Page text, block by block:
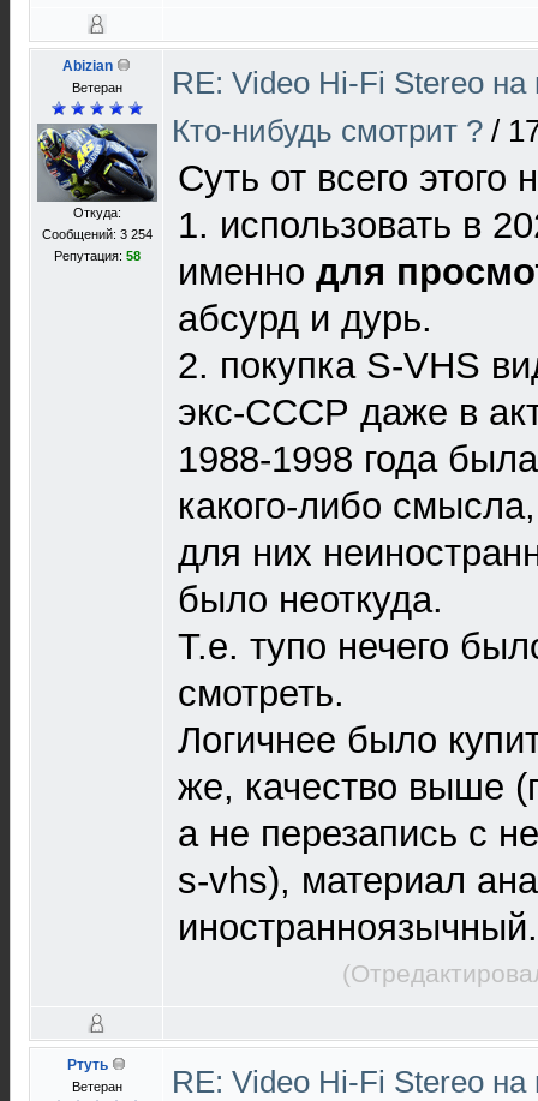
Abizian
Ветеран
Откуда:
Сообщений: 3 254
Репутация: 58
RE: Video Hi-Fi Stereo
Кто-нибудь смотрит ? /
Суть от всего этого
1. использовать в
именно для
абсурд и дурь.
2. покупка S-VHS
экс-СССР даже в
1988-1998 года
какого-либо
для них
было неоткуда.
Т.е. тупо нечего
смотреть.
Логичнее было
же, качество выше
а не перезапись с
s-vhs), материал
иностранноязычный.
Ртуть
Ветеран
RE: Video Hi-Fi Stereo